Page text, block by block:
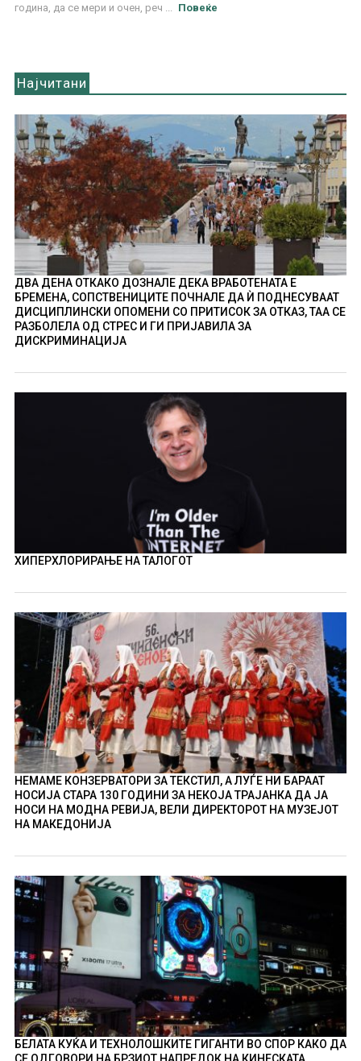
година, да се мери и очен, реч ...
Повеќе
Најчитани
ДВА ДЕНА ОТКАКО ДОЗНАЛЕ ДЕКА ВРАБОТЕНАТА Е
БРЕМЕНА, СОПСТВЕНИЦИТЕ ПОЧНАЛЕ ДА Ѝ ПОДНЕСУВААТ
ДИСЦИПЛИНСКИ ОПОМЕНИ СО ПРИТИСОК ЗА ОТКАЗ, ТАА СЕ
РАЗБОЛЕЛА ОД СТРЕС И ГИ ПРИЈАВИЛА ЗА
ДИСКРИМИНАЦИЈА
ХИПЕРХЛОРИРАЊЕ НА ТАЛОГОТ
НЕМАМЕ КОНЗЕРВАТОРИ ЗА ТЕКСТИЛ, А ЛУЃЕ НИ БАРААТ
НОСИЈА СТАРА 130 ГОДИНИ ЗА НЕКОЈА ТРАЈАНКА ДА ЈА
НОСИ НА МОДНА РЕВИЈА, ВЕЛИ ДИРЕКТОРОТ НА МУЗЕЈОТ
НА МАКЕДОНИЈА
БЕЛАТА КУЌА И ТЕХНОЛОШКИТЕ ГИГАНТИ ВО СПОР КАКО ДА